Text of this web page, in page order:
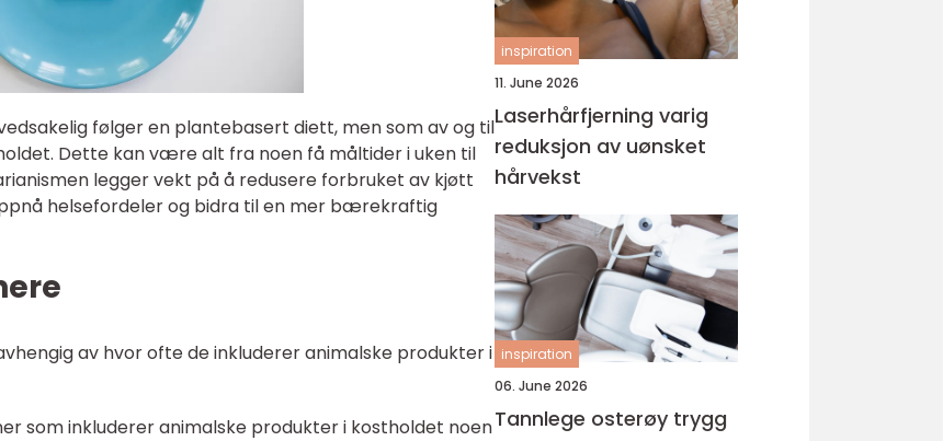
følger en plantebasert diett, men som av og til
Dette kan være alt fra noen få måltider i uken til
legger vekt på å redusere forbruket av kjøtt
helsefordeler og bidra til en mer bærekraftig
av hvor ofte de inkluderer animalske produkter i
som inkluderer animalske produkter i kostholdet noen
inspiration
11. June 2026
Laserhårfjerning varig
reduksjon av uønsket
hårvekst
inspiration
06. June 2026
Tannlege osterøy trygg